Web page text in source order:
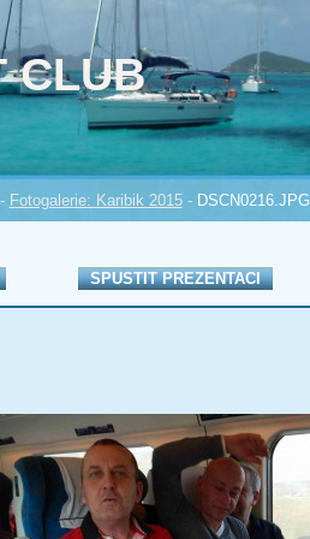
CLUB
- Fotogalerie: Karibik 2015 - DSCN0216.JPG
SPUSTIT PREZENTACI